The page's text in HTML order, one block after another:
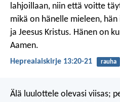
lahjoillaan, niin että voitte
mikä on hänelle mieleen,
ja Jeesus Kristus. Hänen on
Aamen.
Heprealaiskirje 13:20-21 rauha
Älä luulottele olevasi viisas;